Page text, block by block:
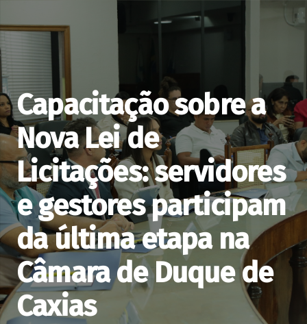
Capacitação sobre a
Nova Lei de
Licitações: servidores
e gestores participam
da última etapa na
Câmara de Duque de
Caxias